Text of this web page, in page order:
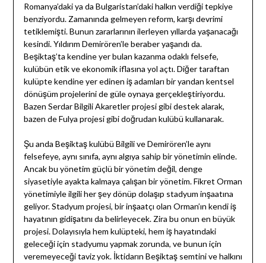
Romanya’daki ya da Bulgaristan’daki halkın verdiği tepkiye
benziyordu. Zamanında gelmeyen reform, karşı devrimi
tetiklemişti. Bunun zararlarının ilerleyen yıllarda yaşanacağı
kesindi. Yıldırım Demirören’le beraber yaşandı da.
Beşiktaş’ta kendine yer bulan kazanma odaklı felsefe,
kulübün etik ve ekonomik iflasına yol açtı. Diğer taraftan
kulüpte kendine yer edinen iş adamları bir yandan kentsel
dönüşüm projelerini de güle oynaya gerçekleştiriyordu.
Bazen Serdar Bilgili Akaretler projesi gibi destek alarak,
bazen de Fulya projesi gibi doğrudan kulübü kullanarak.
Şu anda Beşiktaş kulübü Bilgili ve Demirören’le aynı
felsefeye, aynı sınıfa, aynı algıya sahip bir yönetimin elinde.
Ancak bu yönetim güçlü bir yönetim değil, denge
siyasetiyle ayakta kalmaya çalışan bir yönetim. Fikret Orman
yönetimiyle ilgili her şey dönüp dolaşıp stadyum inşaatına
geliyor. Stadyum projesi, bir inşaatçı olan Orman’ın kendi iş
hayatının gidişatını da belirleyecek. Zira bu onun en büyük
projesi. Dolayısıyla hem kulüpteki, hem iş hayatındaki
geleceği için stadyumu yapmak zorunda, ve bunun için
veremeyeceği taviz yok. İktidarın Beşiktaş semtini ve halkını